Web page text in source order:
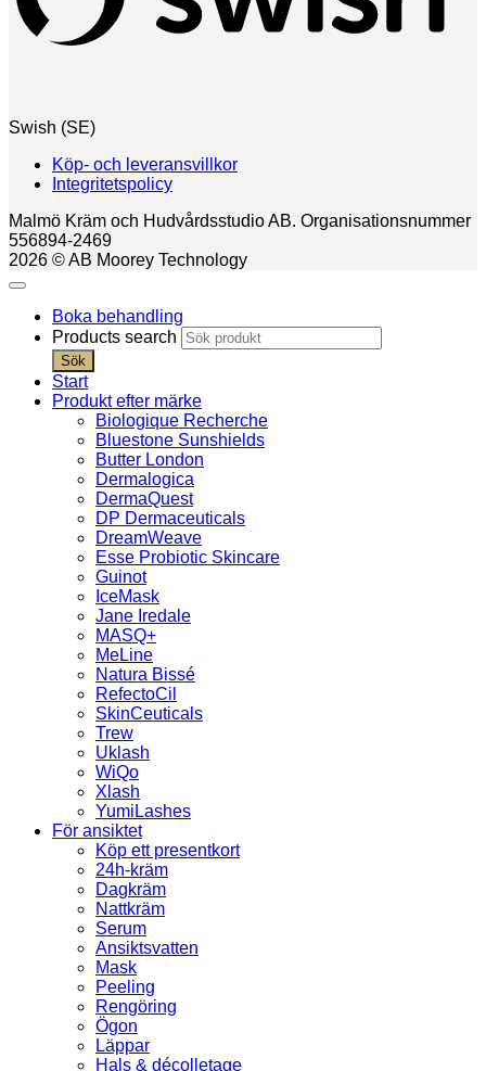
Swish (SE)
Köp- och leveransvillkor
Integritetspolicy
Malmö Kräm och Hudvårdsstudio AB. Organisationsnummer
556894-2469
2026 © AB Moorey Technology
Boka behandling
Products search
Sök
Start
Produkt efter märke
Biologique Recherche
Bluestone Sunshields
Butter London
Dermalogica
DermaQuest
DP Dermaceuticals
DreamWeave
Esse Probiotic Skincare
Guinot
IceMask
Jane Iredale
MASQ+
MeLine
Natura Bissé
RefectoCil
SkinCeuticals
Trew
Uklash
WiQo
Xlash
YumiLashes
För ansiktet
Köp ett presentkort
24h-kräm
Dagkräm
Nattkräm
Serum
Ansiktsvatten
Mask
Peeling
Rengöring
Ögon
Läppar
Hals & décolletage